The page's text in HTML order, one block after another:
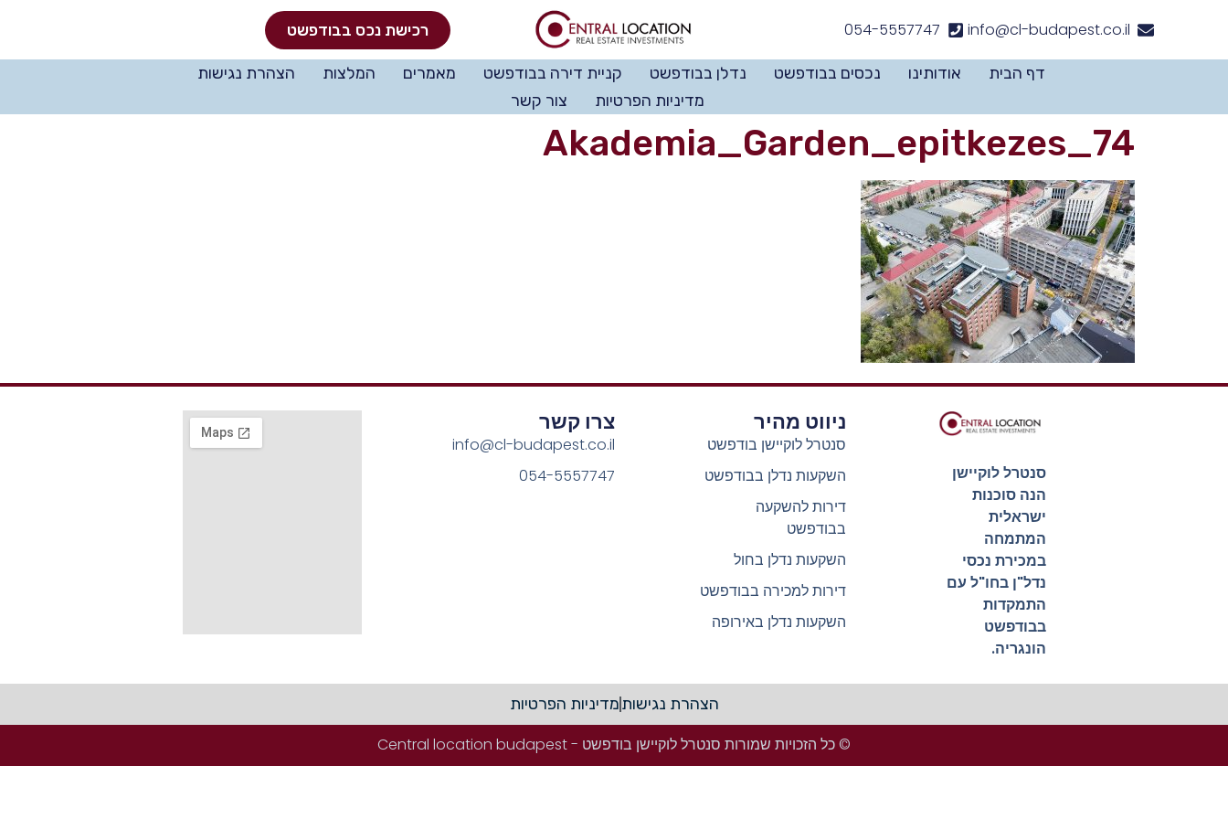
info@cl-budapest.co.il
054-5557747 רכישת נכס בבודפשט
דף הבית אודותינו נכסים בבודפשט נדלן בבודפשט קניית דירה בבודפשט מאמרים המלצות
הצהרת נגישות
מדיניות הפרטיות
צור קשר
Akademia_Garden_epitkezes_74
סנטרל לוקיישן
הנה סוכנות
ישראלית
המתמחה
במכירת נכסי
נדל"ן בחו"ל עם
התמקדות
בבודפשט
הונגריה.
ניווט מהיר
סנטרל לוקיישן בודפשט
השקעות נדלן בבודפשט
דירות להשקעה
בבודפשט
השקעות נדלן בחול
דירות למכירה בבודפשט
השקעות נדלן באירופה
צרו קשר
info@cl-budapest.co.il
054-5557747
הצהרת נגישותמדיניות הפרטיות
© כל הזכויות שמורות סנטרל לוקיישן בודפשט - Central location budapest